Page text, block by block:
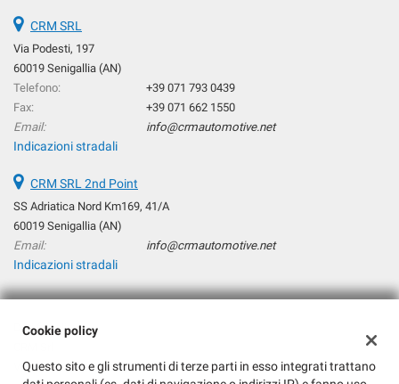
CRM SRL
Via Podesti, 197
60019 Senigallia (AN)
Telefono:
+39 071 793 0439
Fax:
+39 071 662 1550
Email:
info@crmautomotive.net
Indicazioni stradali
CRM SRL 2nd Point
SS Adriatica Nord Km169, 41/A
60019 Senigallia (AN)
Email:
info@crmautomotive.net
Indicazioni stradali
Dati fiscali:
Via Podesti, 197, Senigallia (AN)
Cookie policy
Questo sito e gli strumenti di terze parti in esso integrati trattano